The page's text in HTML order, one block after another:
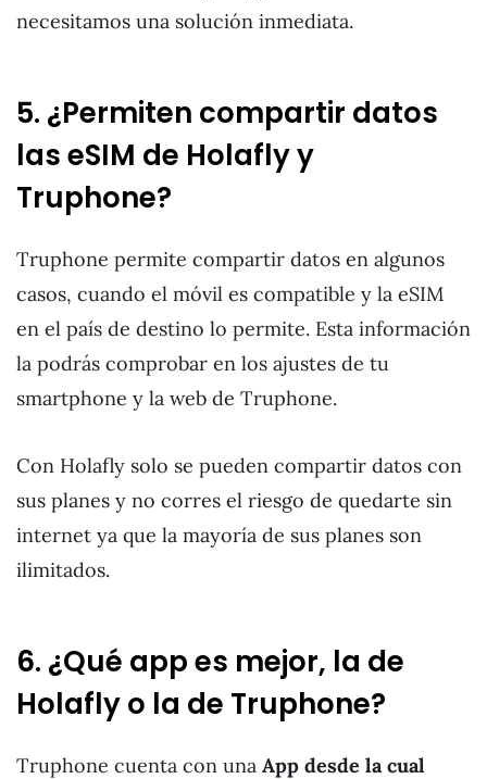
necesitamos una solución inmediata.
5. ¿Permiten compartir datos
las eSIM de Holafly y
Truphone?
Truphone permite compartir datos en algunos
casos, cuando el móvil es compatible y la eSIM
en el país de destino lo permite. Esta información
la podrás comprobar en los ajustes de tu
smartphone y la web de Truphone.
Con Holafly solo se pueden compartir datos con
sus planes y no corres el riesgo de quedarte sin
internet ya que la mayoría de sus planes son
ilimitados.
6. ¿Qué app es mejor, la de
Holafly o la de Truphone?
Truphone cuenta con una App desde la cual